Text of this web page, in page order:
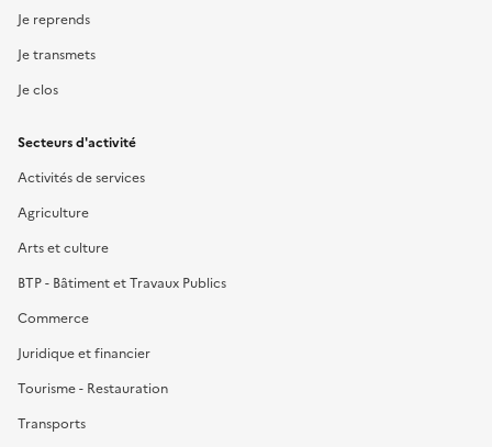
Je reprends
Je transmets
Je clos
Secteurs d'activité
Activités de services
Agriculture
Arts et culture
BTP - Bâtiment et Travaux Publics
Commerce
Juridique et financier
Tourisme - Restauration
Transports